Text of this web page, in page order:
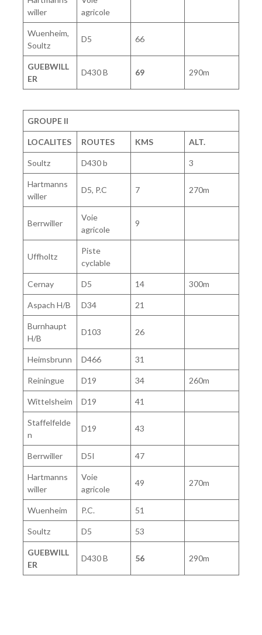
willer
agricole
Wuenheim,
Soultz
D5 66
GUEBWILL
ER
D430 B 69 290m
GROUPE II
LOCALITES ROUTES KMS ALT.
Soultz D430 b 3
Hartmanns
willer
D5, P.C 7 270m
Berrwiller
Voie
agricole
9
Uffholtz
Piste
cyclable
Cernay D5 14 300m
Aspach H/B D34 21
Burnhaupt
H/B
D103 26
Heimsbrunn D466 31
Reiningue D19 34 260m
Wittelsheim D19 41
Staffelfelde
n
D19 43
Berrwiller D5I 47
Hartmanns
willer
Voie
agricole
49 270m
Wuenheim P.C. 51
Soultz D5 53
GUEBWILL
ER
D430 B 56 290m